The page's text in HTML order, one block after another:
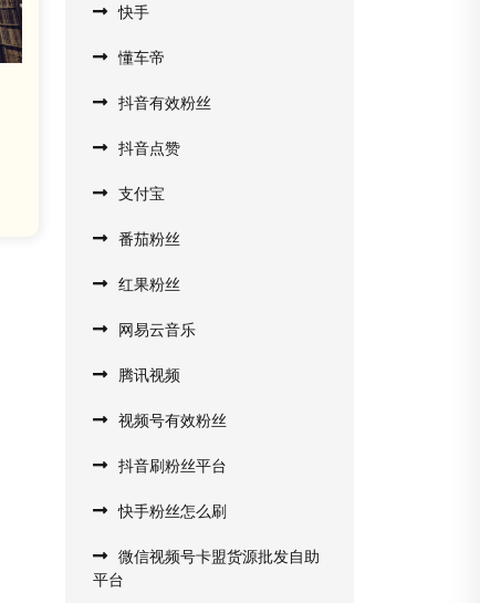
快手
懂车帝
抖音有效粉丝
抖音点赞
支付宝
番茄粉丝
红果粉丝
网易云音乐
腾讯视频
视频号有效粉丝
抖音刷粉丝平台
快手粉丝怎么刷
微信视频号卡盟货源批发自助
平台